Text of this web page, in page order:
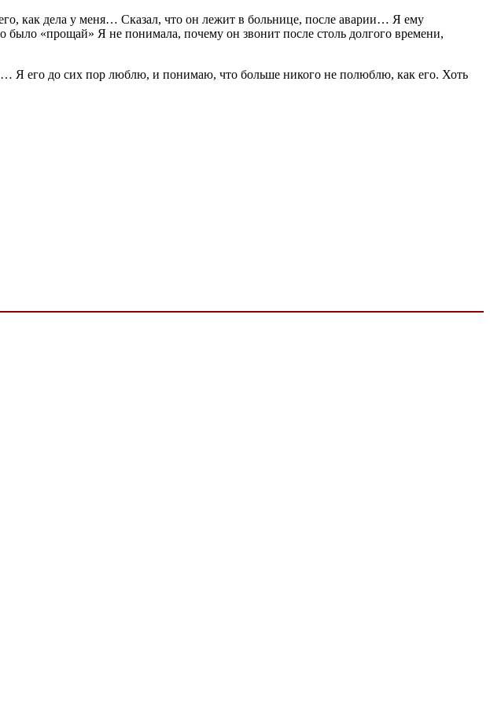
как дела у меня… Сказал, что он лежит в больнице, после аварии… Я ему
было «прощай» Я не понимала, почему он звонит после столь долгого времени,
Я его до сих пор люблю, и понимаю, что больше никого не полюблю, как его. Хоть